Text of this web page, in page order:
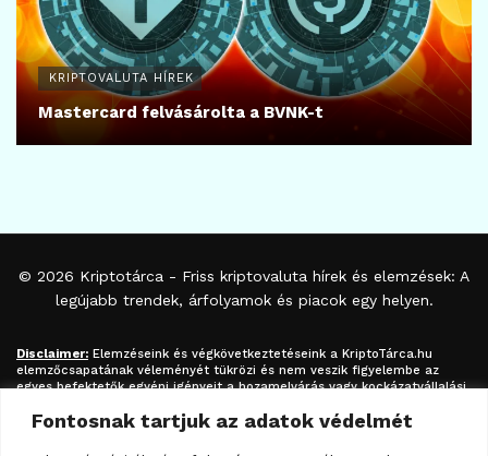
Fontosnak tartjuk az adatok védelmét
KRIPTOVALUTA HÍREK
Mastercard felvásárolta a BVNK-t
© 2026 Kriptotárca - Friss kriptovaluta hírek és elemzések: A
legújabb trendek, árfolyamok és piacok egy helyen.
Disclaimer: Elemzéseink és végkövetkeztetéseink a KriptoTárca.hu
elemzőcsapatának véleményét tükrözi és nem veszik figyelembe az
egyes befektetők egyéni igényeit a hozamelvárás vagy kockázatvállalási
befektetési tanácsadásnak, befektetési ajánlásnak, értékpapír /
kriptovaluta / token / ICO / cloud mining stb. jegyzésére / vételére /
eladására vonatkozó felhívásnak azok kizárólag tájékoztatásul